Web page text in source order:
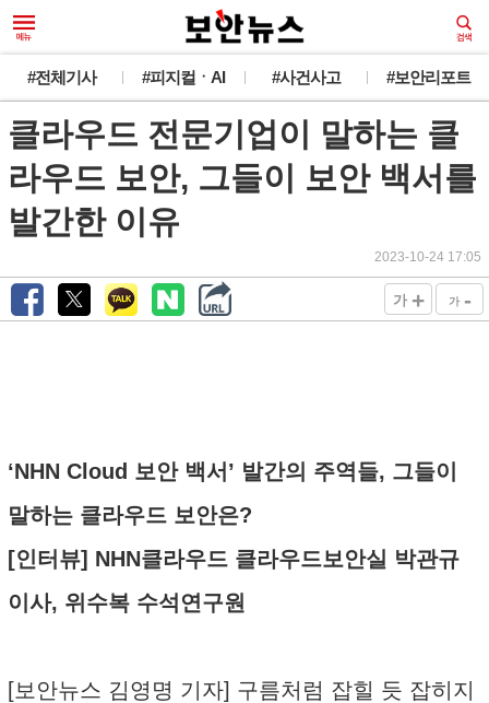
#전체기사 #피지컬ㆍAI #사건사고 #보안리포트
클라우드 전문기업이 말하는 클
라우드 보안, 그들이 보안 백서를
발간한 이유
2023-10-24 17:05
가 + 가 -
‘NHN Cloud 보안 백서’ 발간의 주역들, 그들이
말하는 클라우드 보안은?
[인터뷰] NHN클라우드 클라우드보안실 박관규
이사, 위수복 수석연구원
[보안뉴스 김영명 기자] 구름처럼 잡힐 듯 잡히지